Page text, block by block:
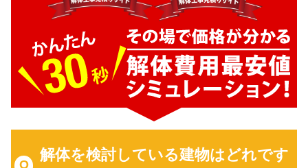
解体を検討している建物はどれです